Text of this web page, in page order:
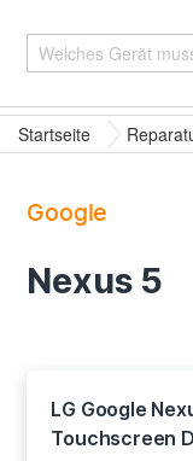
Startseite
Google
Nexus 5
LG Google
Touchscreen